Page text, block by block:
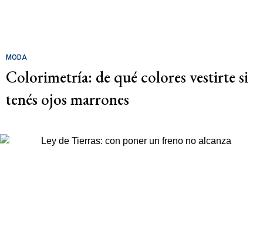
MODA
Colorimetría: de qué colores vestirte si
tenés ojos marrones